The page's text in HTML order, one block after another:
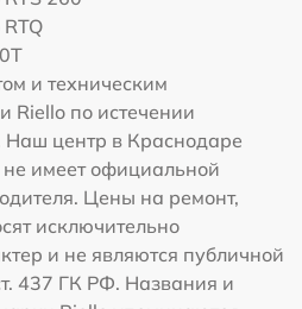
и техническим
Riello по истечении
Наш центр в Краснодаре
не имеет официальной
Цены на ремонт,
исключительно
и не являются публичной
437 ГК РФ. Названия и